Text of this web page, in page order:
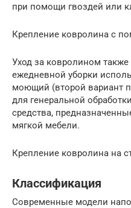
при помощи гвоздей или
Крепление ковролина с
Уход за ковролином
ежедневной уборки
моющий (второй вариант
для генеральной
средства,
мягкой мебели.
Крепление ковролина на
Классификация
Современные модели